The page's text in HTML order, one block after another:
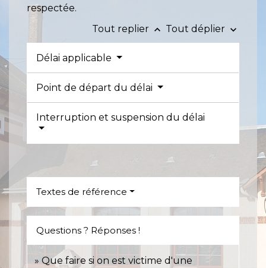
respectée.
Tout replier keyboard_arrow_up Tout déplier keyboard_arrow_down
Délai applicable
Point de départ du délai
Interruption et suspension du délai
Textes de référence
Questions ? Réponses !
Que faire si on est victime d'une